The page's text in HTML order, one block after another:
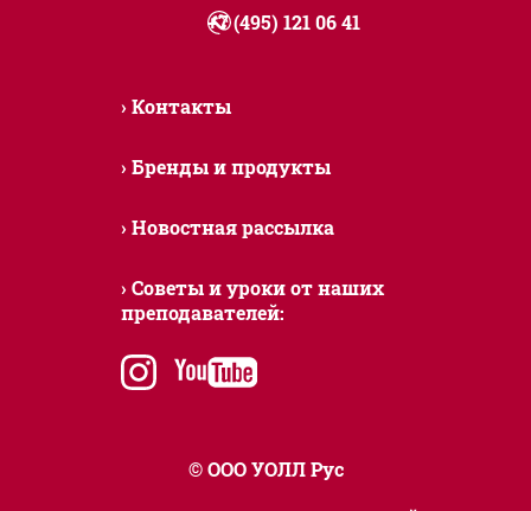
+7 (495) 121 06 41
Контакты
Бренды и продукты
Новостная рассылка
Советы и уроки от наших
преподавателей:
instagramyoutube
© ООО УОЛЛ Рус